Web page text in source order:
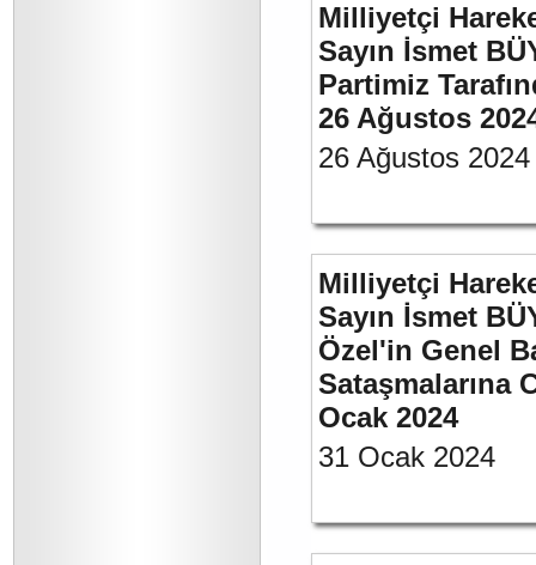
Milliyetçi
Sayın İsmet
Partimiz
26 Ağustos
26 Ağustos 2024
Milliyetçi
Sayın İsmet
Özel'in Genel
Sataşmalarına
Ocak 2024
31 Ocak 2024